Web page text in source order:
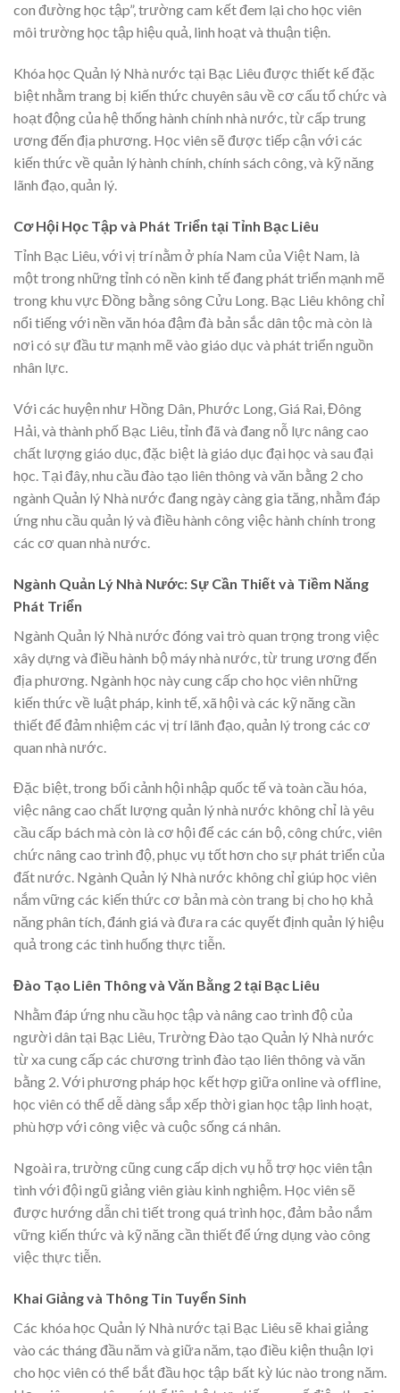
con đường học tập”, trường cam kết đem lại cho học viên
môi trường học tập hiệu quả, linh hoạt và thuận tiện.
Khóa học Quản lý Nhà nước tại Bạc Liêu được thiết kế đặc
biệt nhằm trang bị kiến thức chuyên sâu về cơ cấu tổ chức và
hoạt động của hệ thống hành chính nhà nước, từ cấp trung
ương đến địa phương. Học viên sẽ được tiếp cận với các
kiến thức về quản lý hành chính, chính sách công, và kỹ năng
lãnh đạo, quản lý.
Cơ Hội Học Tập và Phát Triển tại Tỉnh Bạc Liêu
Tỉnh Bạc Liêu, với vị trí nằm ở phía Nam của Việt Nam, là
một trong những tỉnh có nền kinh tế đang phát triển mạnh mẽ
trong khu vực Đồng bằng sông Cửu Long. Bạc Liêu không chỉ
nổi tiếng với nền văn hóa đậm đà bản sắc dân tộc mà còn là
nơi có sự đầu tư mạnh mẽ vào giáo dục và phát triển nguồn
nhân lực.
Với các huyện như Hồng Dân, Phước Long, Giá Rai, Đông
Hải, và thành phố Bạc Liêu, tỉnh đã và đang nỗ lực nâng cao
chất lượng giáo dục, đặc biệt là giáo dục đại học và sau đại
học. Tại đây, nhu cầu đào tạo liên thông và văn bằng 2 cho
ngành Quản lý Nhà nước đang ngày càng gia tăng, nhằm đáp
ứng nhu cầu quản lý và điều hành công việc hành chính trong
các cơ quan nhà nước.
Ngành Quản Lý Nhà Nước: Sự Cần Thiết và Tiềm Năng
Phát Triển
Ngành Quản lý Nhà nước đóng vai trò quan trọng trong việc
xây dựng và điều hành bộ máy nhà nước, từ trung ương đến
địa phương. Ngành học này cung cấp cho học viên những
kiến thức về luật pháp, kinh tế, xã hội và các kỹ năng cần
thiết để đảm nhiệm các vị trí lãnh đạo, quản lý trong các cơ
quan nhà nước.
Đặc biệt, trong bối cảnh hội nhập quốc tế và toàn cầu hóa,
việc nâng cao chất lượng quản lý nhà nước không chỉ là yêu
cầu cấp bách mà còn là cơ hội để các cán bộ, công chức, viên
chức nâng cao trình độ, phục vụ tốt hơn cho sự phát triển của
đất nước. Ngành Quản lý Nhà nước không chỉ giúp học viên
nắm vững các kiến thức cơ bản mà còn trang bị cho họ khả
năng phân tích, đánh giá và đưa ra các quyết định quản lý hiệu
quả trong các tình huống thực tiễn.
Đào Tạo Liên Thông và Văn Bằng 2 tại Bạc Liêu
Nhằm đáp ứng nhu cầu học tập và nâng cao trình độ của
người dân tại Bạc Liêu, Trường Đào tạo Quản lý Nhà nước
từ xa cung cấp các chương trình đào tạo liên thông và văn
bằng 2. Với phương pháp học kết hợp giữa online và offline,
học viên có thể dễ dàng sắp xếp thời gian học tập linh hoạt,
phù hợp với công việc và cuộc sống cá nhân.
Ngoài ra, trường cũng cung cấp dịch vụ hỗ trợ học viên tận
tình với đội ngũ giảng viên giàu kinh nghiệm. Học viên sẽ
được hướng dẫn chi tiết trong quá trình học, đảm bảo nắm
vững kiến thức và kỹ năng cần thiết để ứng dụng vào công
việc thực tiễn.
Khai Giảng và Thông Tin Tuyển Sinh
Các khóa học Quản lý Nhà nước tại Bạc Liêu sẽ khai giảng
vào các tháng đầu năm và giữa năm, tạo điều kiện thuận lợi
cho học viên có thể bắt đầu học tập bất kỳ lúc nào trong năm.